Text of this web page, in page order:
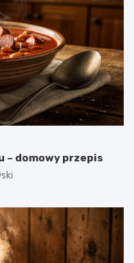
– domowy przepis